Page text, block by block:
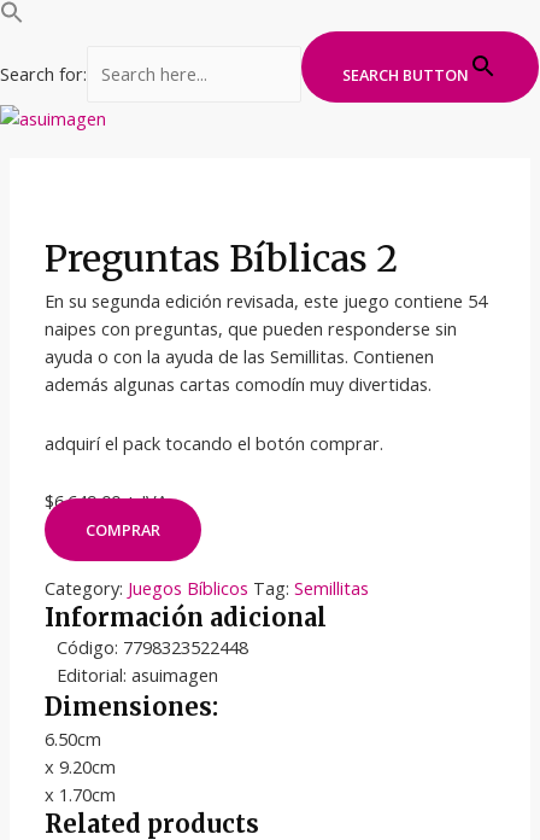
Search for: SEARCH BUTTON
Ir
Preguntas Bíblicas 2
En su segunda edición revisada, este juego contiene 54
naipes con preguntas, que pueden responderse sin
ayuda o con la ayuda de las Semillitas. Contienen
además algunas cartas comodín muy divertidas.
adquirí el pack tocando el botón comprar.
$6.649,00 + IVA
COMPRAR
Category: Juegos Bíblicos Tag:Semillitas
Información adicional
Código: 7798323522448
Editorial: asuimagen
Dimensiones:
6.50cm
x 9.20cm
x 1.70cm
Related products